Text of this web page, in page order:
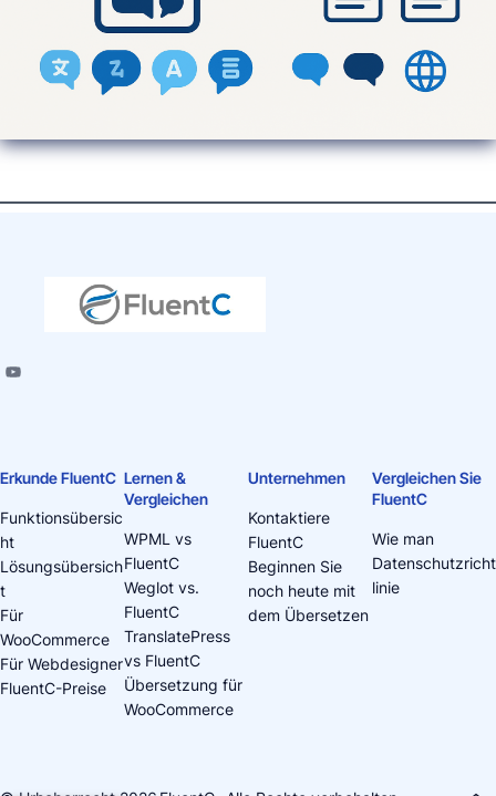
Erkunde FluentC
Funktionsübersic
ht
Lösungsübersich
t
Für
WooCommerce
Für Webdesigner
FluentC-Preise
Lernen &
Vergleichen
WPML vs
FluentC
Weglot vs.
FluentC
TranslatePress
vs FluentC
Übersetzung für
WooCommerce
Unternehmen
Kontaktiere
FluentC
Beginnen Sie
noch heute mit
dem Übersetzen
Vergleichen Sie
FluentC
Wie man
Datenschutzricht
linie